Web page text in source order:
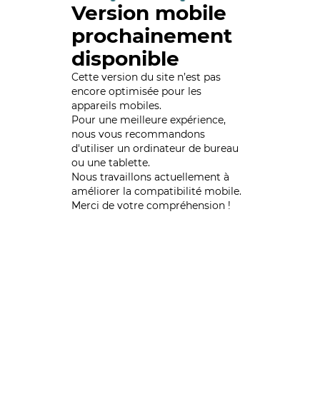
Version mobile
prochainement
disponible
Cette version du site n’est pas
encore optimisée pour les
appareils mobiles.
Pour une meilleure expérience,
nous vous recommandons
d'utiliser un ordinateur de bureau
ou une tablette.
Nous travaillons actuellement à
améliorer la compatibilité mobile.
Merci de votre compréhension !